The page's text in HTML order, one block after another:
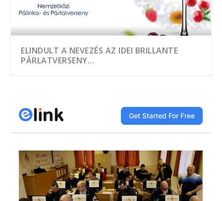
ELINDULT A NEVEZÉS AZ IDEI BRILLANTE
PÁRLATVERSENY...